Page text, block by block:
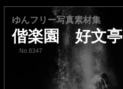
ゆんフリー写真素材集
偕楽園 好文亭
No.8347